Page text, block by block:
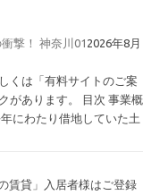
撃！ 神奈川01 2026年8月
くは「有料サイトのご案
があります。 目次 事業概
にわたり借地していた土
賃貸」入居者様はご登録